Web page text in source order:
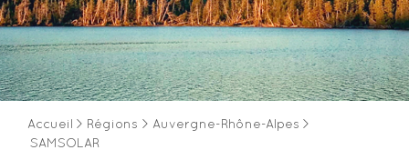
Accueil > Régions > Auvergne-Rhône-Alpes >
SAMSOLAR